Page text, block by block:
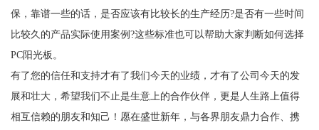
保，靠谱一些的话，是否应该有比较长的生产经历?是否有一些时间
比较久的产品实际使用案例?这些标准也可以帮助大家判断如何选择
PC阳光板。
有了您的信任和支持才有了我们今天的业绩，才有了公司今天的发
展和壮大，希望我们不止是生意上的合作伙伴，更是人生路上值得
相互信赖的朋友和知己！愿在盛世新年，与各界朋友鼎力合作、携